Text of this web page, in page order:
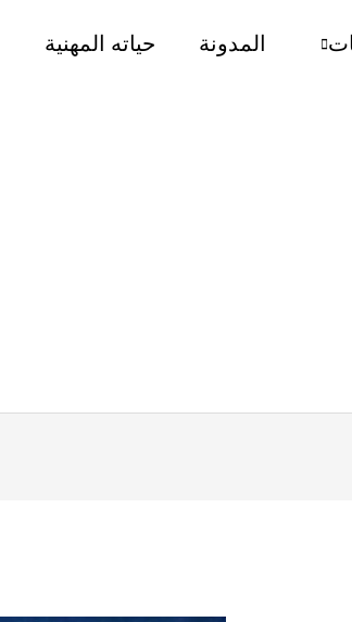
المدونة حياته المهنية